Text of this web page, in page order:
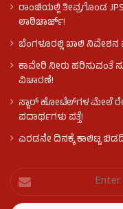
ರಾಂಚಿಯಲ್ಲಿ ತೀವ್ರಗೊಂಡ
ಲಾಠಿಚಾರ್ಜ್!
ಬೆಂಗಳೂರಲ್ಲಿ ಖಾಲಿ ನಿವೇಶನ
ಕಾವೇರಿ ನೀರು ಹರಿಸುವಂತೆ
ವಿಚಾರಣೆ!
ಸ್ಟಾರ್ ಹೋಟೆಲ್​​​ಗಳ ಮೇಲೆ
ಪದಾರ್ಥಗಳು ಪತ್ತೆ!
ಎರಡನೇ ದಿನಕ್ಕೆ ಕಾಲಿಟ್ಟ